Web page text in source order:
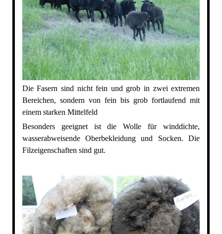
Die Fasern sind nicht fein und grob in zwei extremen
Bereichen, sondern von fein bis grob fortlaufend mit
einem starken Mittelfeld
Besonders geeignet ist die Wolle für winddichte,
wasserabweisende Oberbekleidung und Socken. Die
Filzeigenschaften sind gut.